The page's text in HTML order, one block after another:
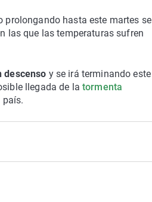
prolongando hasta este martes se
las que las temperaturas sufren
descenso y se irá terminando este
llegada de la tormenta
país.